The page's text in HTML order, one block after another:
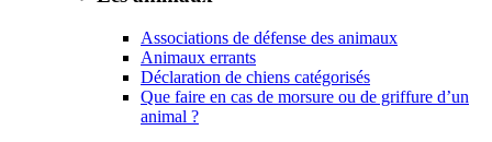
Associations de défense des animaux
Animaux errants
Déclaration de chiens catégorisés
Que faire en cas de morsure ou de griffure d’un
animal ?